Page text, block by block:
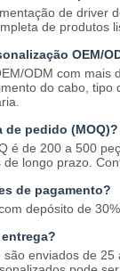
de driver
de produtos
OEM/
ODM com
do cabo,
de pedido (MOQ)?
é de 200 a 500
longo prazo.
de pagamento?
depósito de
enviados de